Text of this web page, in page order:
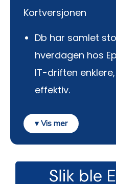
Kortversjonen
Db har samlet
hverdagen hos
IT-driften
effektiv.